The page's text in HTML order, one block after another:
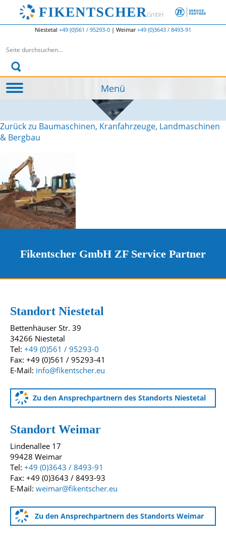
Niestetal +49 (0)561 / 95293-0 | Weimar+49 (0)3643 / 8493-91
Suchen nach:
Menü
Zurück zu Baumaschinen, Kranfahrzeuge, Landmaschinen
& Bergbau
Fikentscher GmbH ZF Service Partner
Standort Niestetal
Bettenhäuser Str. 39
34266 Niestetal
Tel: +49 (0)561 / 95293-0
Fax: +49 (0)561 / 95293-41
E-Mail: info@fikentscher.eu
Zu den Ansprechpartnern des Standorts Niestetal
Standort Weimar
Lindenallee 17
99428 Weimar
Tel: +49 (0)3643 / 8493-91
Fax: +49 (0)3643 / 8493-93
E-Mail: weimar@fikentscher.eu
Zu den Ansprechpartnern des Standorts Weimar